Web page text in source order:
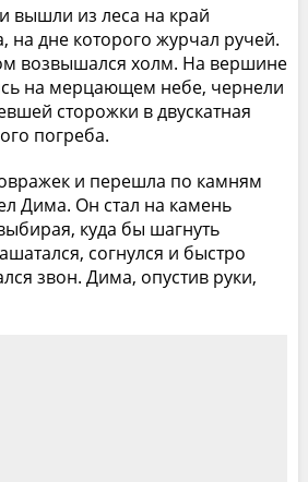
вышли из леса на край
на дне которого журчал ручей.
возвышался холм. На вершине
на мерцающем небе, чернели
сторожки в двускатная
погреба.
и перешла по камням
Дима. Он стал на камень
куда бы шагнуть
согнулся и быстро
звон. Дима, опустив руки,